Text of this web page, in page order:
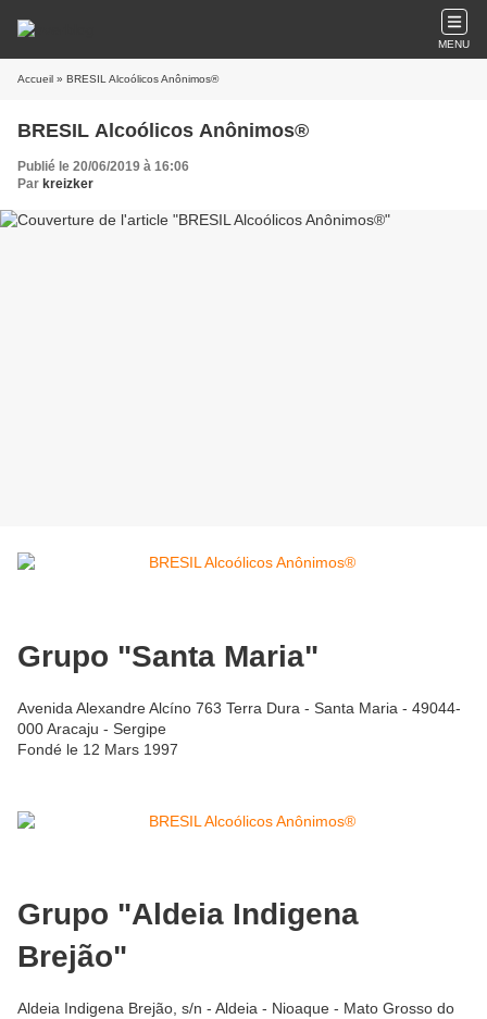
MENU
Accueil » BRESIL Alcoólicos Anônimos®
BRESIL Alcoólicos Anônimos®
Publié le 20/06/2019 à 16:06
Par kreizker
Grupo "Santa Maria"
Avenida Alexandre Alcíno 763 Terra Dura - Santa Maria - 49044-
000 Aracaju - Sergipe
Fondé le 12 Mars 1997
Grupo "Aldeia Indigena
Brejão"
Aldeia Indigena Brejão, s/n - Aldeia - Nioaque - Mato Grosso do